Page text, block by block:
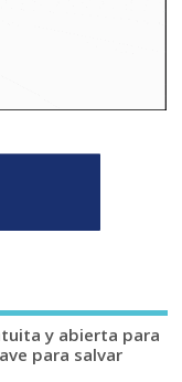
y abierta para
para salvar